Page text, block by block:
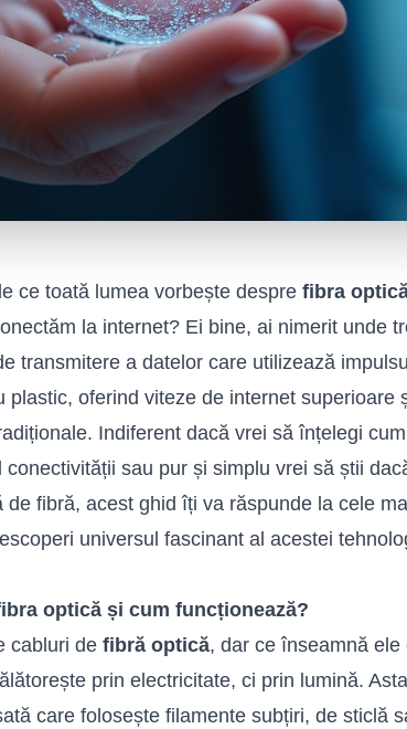
ce toată lumea vorbește despre fibra
la internet? Ei bine, ai nimerit unde
transmitere a datelor care utilizează
plastic, oferind viteze de internet superioare
Indiferent dacă vrei să înțelegi
conectivității sau pur și simplu vrei să știi
de fibră, acest ghid îți va răspunde la cele
universul fascinant al acestei
optică și cum funcționează?
cabluri de fibră optică, dar ce înseamnă
prin electricitate, ci prin lumină.
care folosește filamente subțiri, de sticlă